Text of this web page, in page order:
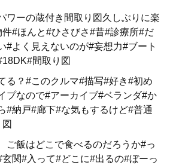
ワーの蔵付き間取り図久しぶりに楽
件#ほんと#ひさびさ#昔#診療所#だ
#よく見えないのが#妄想力#ブート
間取り図
る？#このクルマ#描写#好き#初め
プなので#アーカイブ#ベランダ#か
#納戸#廊下#な気もするけど#普通
ご飯はどこで食べるのだろうか#っ
関#入って#どこに#出るの#ぼーっ